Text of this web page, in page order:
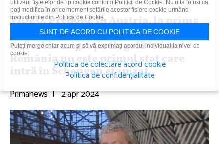
VIDEO. Predoiu, în Austria, la prima
vizită de la Air Schengen: Pe frontiera
cu Serbia migraţia ilegală "e zero".
România nu este primul stat care
intră în Schengen etapizat
Primanews | 2 apr 2024
utilizării fişierelor de tip cookie conform Politicii de Cookie. Nu uita totuși că
poți modifica în orice moment setările acestor fişiere cookie urmând
instrucțiunile din Politica de Cookie.
SUNT DE ACORD CU POLITICA DE COOKIE
Puteți merge chiar acum și să vă exprimați acordul individual la nivel de
cookie:
Politica de colectare acord cookie
Politica de confidențialitate